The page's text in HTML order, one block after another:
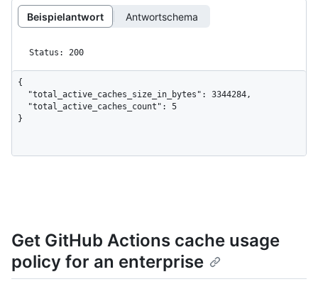
Beispielantwort Antwortschema
Status: 200
{
}
Get GitHub Actions cache usage
policy for an enterprise